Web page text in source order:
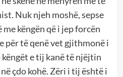
Nuk njeh moshë, sepse
këngën që i jep forcën
për të qenë vet gjithmonë i
këngët e tij kanë të njëjtin
çdo kohë. Zëri i tij është i